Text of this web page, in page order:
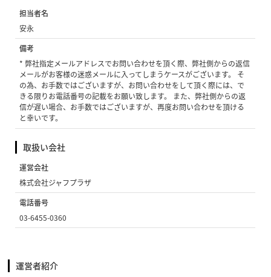
担当者名
安永
備考
* 弊社指定メールアドレスでお問い合わせを頂く際、弊社側からの返信
メールがお客様の迷惑メールに入ってしまうケースがございます。 そ
の為、お手数ではございますが、お問い合わせをして頂く際には、で
きる限りお電話番号の記載をお願い致します。 また、弊社側からの返
信が遅い場合、お手数ではございますが、再度お問い合わせを頂ける
と幸いです。
取扱い会社
運営会社
株式会社ジャフプラザ
電話番号
03-6455-0360
運営者紹介